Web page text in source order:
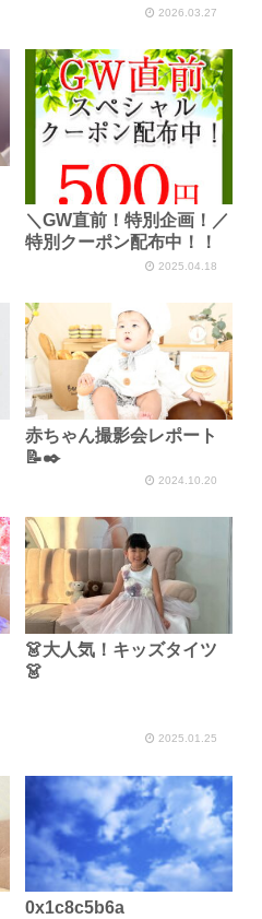
2026.03.27
＼GW直前！特別企画！／
特別クーポン配布中！！
2025.04.18
赤ちゃん撮影会レポート
📝✒️
2024.10.20
👗大人気！キッズタイツ
👗
2025.01.25
0x1c8c5b6a